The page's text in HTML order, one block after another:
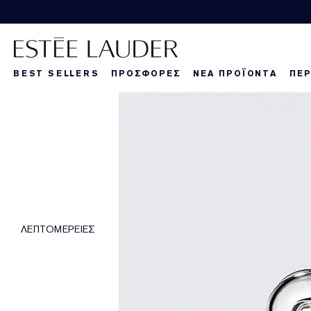
BEST SELLERS ΠΡΟΣΦΟΡΕΣ ΝΕΑ ΠΡΟΪΟΝΤΑ
ΛΕΠΤΟΜΕΡΕΙΕΣ